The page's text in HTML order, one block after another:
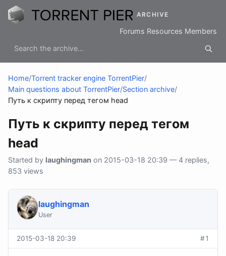
ARCHIVE
Forums Resources Members
Home/Torrent tracker engine TorrentPier/
Main questions about TorrentPier/Section archive/
Путь к скрипту перед тегом head
Путь к скрипту перед тегом
head
Started by laughingman on 2015-03-18 20:39 — 4 replies,
853 views
laughingman
User
2015-03-18 20:39 #1